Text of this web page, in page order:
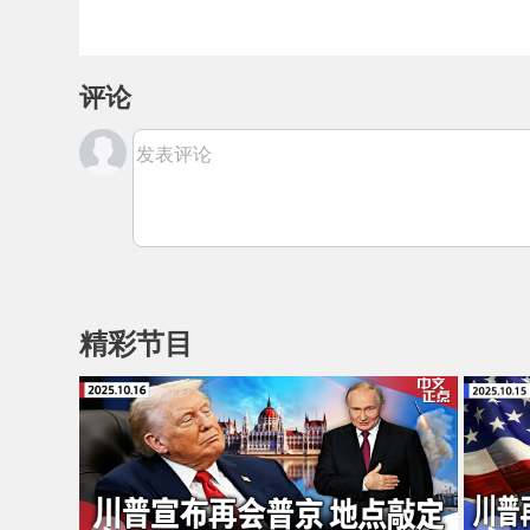
评论
发表评论
精彩节目